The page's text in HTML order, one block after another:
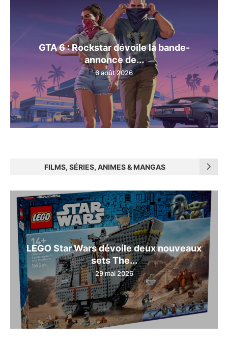
GTA 6 : Rockstar dévoile la bande-
annonce de...
6 août 2026
FILMS, SÉRIES, ANIMES & MANGAS
LEGO Star Wars dévoile deux nouveaux
sets The...
29 mai 2026